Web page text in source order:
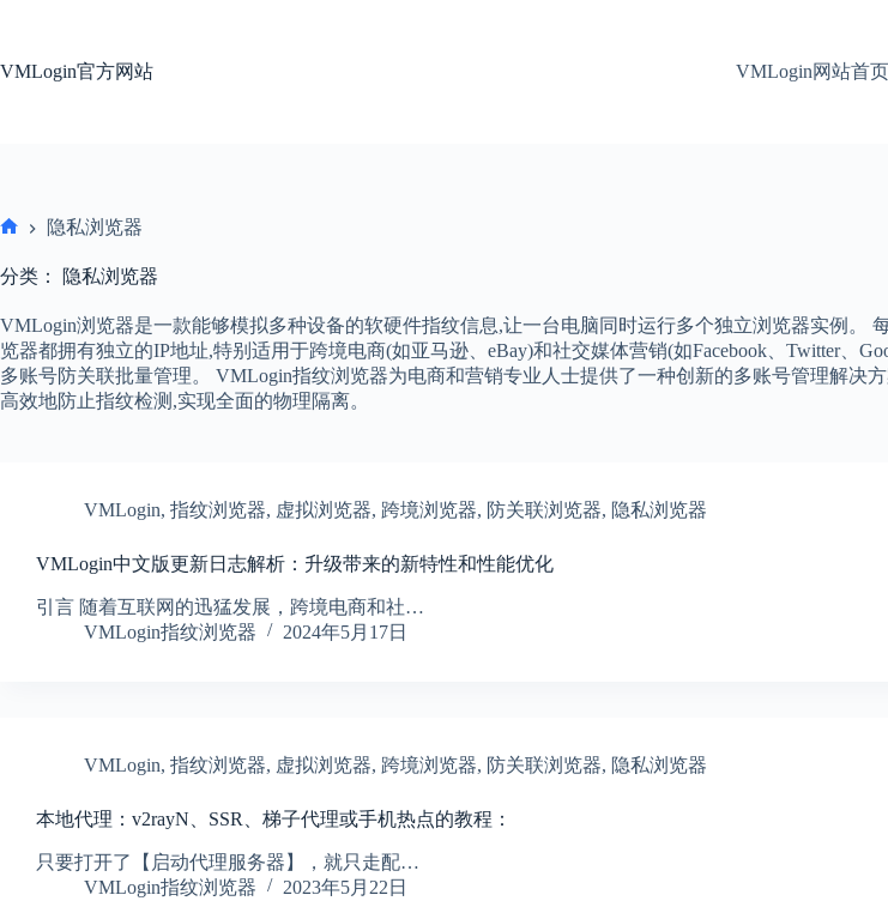
内
VMLogin官方网站 VMLogin网站首页
页
隐私浏览器
分类： 隐私浏览器
VMLogin浏览器是一款能够模拟多种设备的软硬件指纹信息,让一台电脑同时运行多个独立浏览器实例。
览器都拥有独立的IP地址,特别适用于跨境电商(如亚马逊、eBay)和社交媒体营销(如Facebook、Twitter、
多账号防关联批量管理。 VMLogin指纹浏览器为电商和营销专业人士提供了一种创新的多账号管理解决
高效地防止指纹检测,实现全面的物理隔离。
VMLogin, 指纹浏览器, 虚拟浏览器, 跨境浏览器, 防关联浏览器, 隐私浏览器
VMLogin中文版更新日志解析：升级带来的新特性和性能优化
引言 随着互联网的迅猛发展，跨境电商和社…
VMLogin指纹浏览器
2024年5月17日
VMLogin, 指纹浏览器, 虚拟浏览器, 跨境浏览器, 防关联浏览器, 隐私浏览器
本地代理：v2rayN、SSR、梯子代理或手机热点的教程：
只要打开了【启动代理服务器】，就只走配…
VMLogin指纹浏览器
2023年5月22日